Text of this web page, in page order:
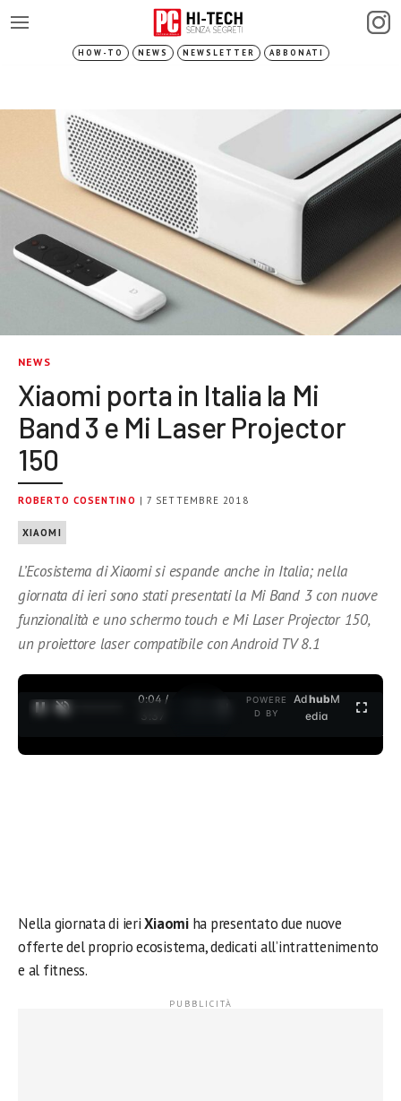
HOW-TO NEWS NEWSLETTER ABBONATI
NEWS
Xiaomi porta in Italia la Mi
Band 3 e Mi Laser Projector
150
ROBERTO COSENTINO | 7 SETTEMBRE 2018
XIAOMI
L’Ecosistema di Xiaomi si espande anche in Italia; nella
giornata di ieri sono stati presentati la Mi Band 3 con nuove
funzionalità e uno schermo touch e Mi Laser Projector 150,
un proiettore laser compatibile con Android TV 8.1
0:04 /
3:37
POWERE
D BY
AdhubM
edia
Nella giornata di ieriXiaomiha presentato due nuove
offerte del proprio ecosistema, dedicati all’intrattenimento
e al fitness.